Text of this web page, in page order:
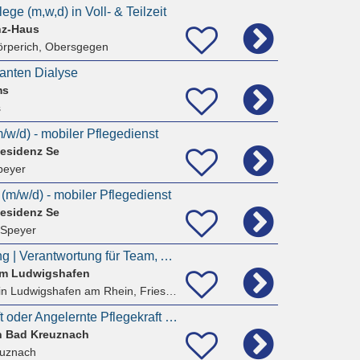
(m,w,d) in Voll- & Teilzeit
Haus
Obersgegen
Dialyse
w/d) - mobiler Pflegedienst
Se
w/d) - mobiler Pflegedienst
Se
Wohnbereichsleitung | Verantwortung für Team, Abläufe und Pflegequalität
Ludwigshafen
Ludwigshafen am Rhein, Friesenheim/Nord
Hauswirtschaftskraft oder Angelernte Pflegekraft (m/w/d)
Bad Kreuznach